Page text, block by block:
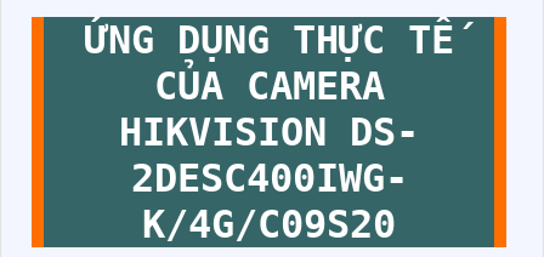
ỨNG DỤNG THỰC TẾ
CỦA CAMERA
HIKVISION DS-
2DESC400IWG-
K/4G/C09S20